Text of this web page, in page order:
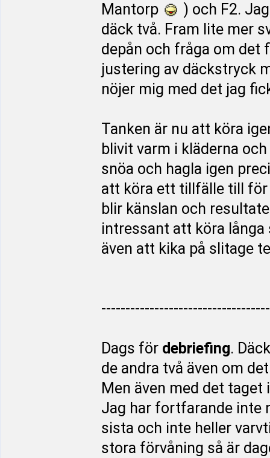
Mantorp
) och F2.
däck två. Fram lite mer
depån och fråga om det
justering av däckstryck
nöjer mig med det jag
Tanken är nu att köra
blivit varm i kläderna
snöa och hagla igen
att köra ett tillfälle till
blir känslan och
intressant att köra
även att kika på slitage
Dags för debriefing.
de andra två även om
Men även med det
Jag har fortfarande inte
sista och inte heller
stora förvåning så är